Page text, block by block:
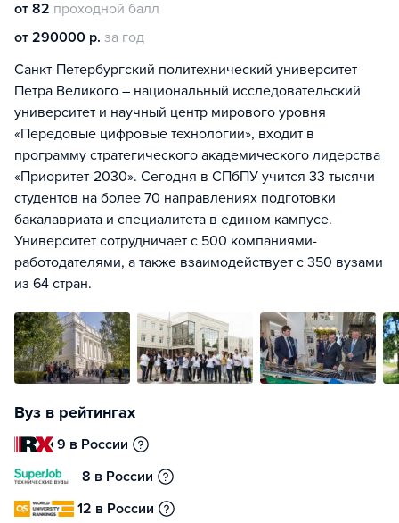
от 82 проходной балл
от 290000 р. за год
Санкт-Петербургский политехнический университет
Петра Великого – национальный исследовательский
университет и научный центр мирового уровня
«Передовые цифровые технологии», входит в
программу стратегического академического лидерства
«Приоритет-2030». Сегодня в СПбПУ учится 33 тысячи
студентов на более 70 направлениях подготовки
бакалавриата и специалитета в едином кампусе.
Университет сотрудничает с 500 компаниями-
работодателями, а также взаимодействует с 350 вузами
из 64 стран.
Вуз в рейтингах
9 в России
8 в России
12 в России